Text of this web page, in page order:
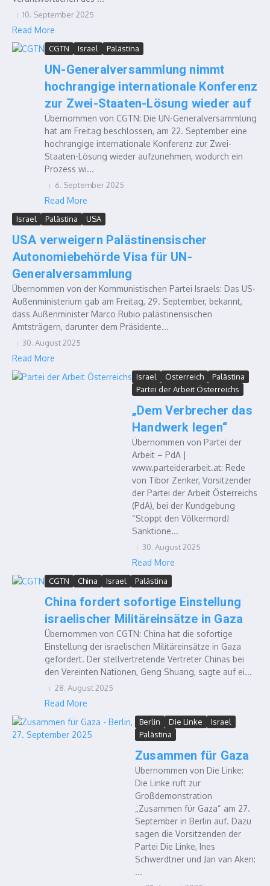
10. September 2025
Read More
CGTN Israel Palästina
UN-Generalversammlung nimmt
hochrangige internationale Konferenz
zur Zwei-Staaten-Lösung wieder auf
Übernommen von CGTN: Die UN-Generalversammlung
hat am Freitag beschlossen, am 22. September eine
hochrangige internationale Konferenz zur Zwei-
Staaten-Lösung wieder aufzunehmen, wodurch ein
Prozess wi...
6. September 2025
Read More
Israel Palästina USA
USA verweigern Palästinensischer
Autonomiebehörde Visa für UN-
Generalversammlung
Übernommen von der Kommunistischen Partei Israels: Das US-
Außenministerium gab am Freitag, 29. September, bekannt,
dass Außenminister Marco Rubio palästinensischen
Amtsträgern, darunter dem Präsidente...
30. August 2025
Read More
Israel Österreich
Palästina
Partei der Arbeit Österreichs
„Dem Verbrecher das
Handwerk legen“
Übernommen von Partei der
Arbeit – PdA |
www.parteiderarbeit.at: Rede
von Tibor Zenker, Vorsitzender
der Partei der Arbeit Österreichs
(PdA), bei der Kundgebung
“Stoppt den Völkermord!
Sanktione...
30. August 2025
Read More
CGTN China Israel Palästina
China fordert sofortige Einstellung
israelischer Militäreinsätze in Gaza
Übernommen von CGTN: China hat die sofortige
Einstellung der israelischen Militäreinsätze in Gaza
gefordert. Der stellvertretende Vertreter Chinas bei
den Vereinten Nationen, Geng Shuang, sagte auf ei...
28. August 2025
Read More
Berlin Die Linke
Israel
Palästina
Zusammen für Gaza
Übernommen von Die Linke:
Die Linke ruft zur
Großdemonstration
„Zusammen für Gaza“ am 27.
September in Berlin auf. Dazu
sagen die Vorsitzenden der
Partei Die Linke, Ines
Schwerdtner und Jan van Aken:
...